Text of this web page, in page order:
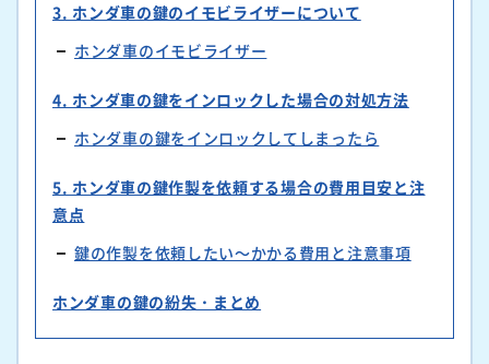
3. ホンダ車の鍵のイモビライザーについて
ホンダ車のイモビライザー
4. ホンダ車の鍵をインロックした場合の対処方法
ホンダ車の鍵をインロックしてしまったら
5. ホンダ車の鍵作製を依頼する場合の費用目安と注
意点
鍵の作製を依頼したい～かかる費用と注意事項
ホンダ車の鍵の紛失・まとめ